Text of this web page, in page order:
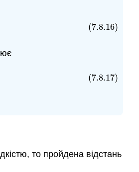
(7.8.16)
(7.8.17)
то пройдена відстань